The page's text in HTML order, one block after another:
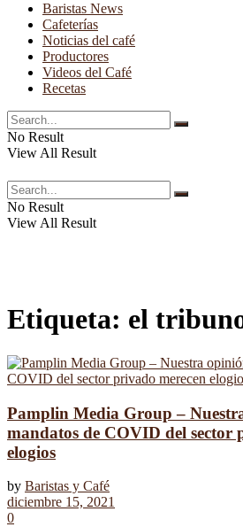
Baristas News
Cafeterías
Noticias del café
Productores
Videos del Café
Recetas
No Result
View All Result
No Result
View All Result
Etiqueta: el
Pamplin Media Group –
mandatos de COVID del sector
elogios
by Baristas y Café
diciembre 15, 2021
0